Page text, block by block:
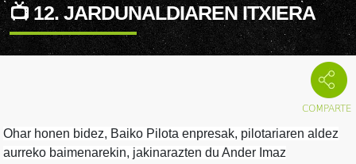
📺 12. JARDUNALDIAREN ITXIERA
Ohar honen bidez, Baiko Pilota enpresak, pilotariaren aldez
aurreko baimenarekin, jakinarazten du Ander Imaz